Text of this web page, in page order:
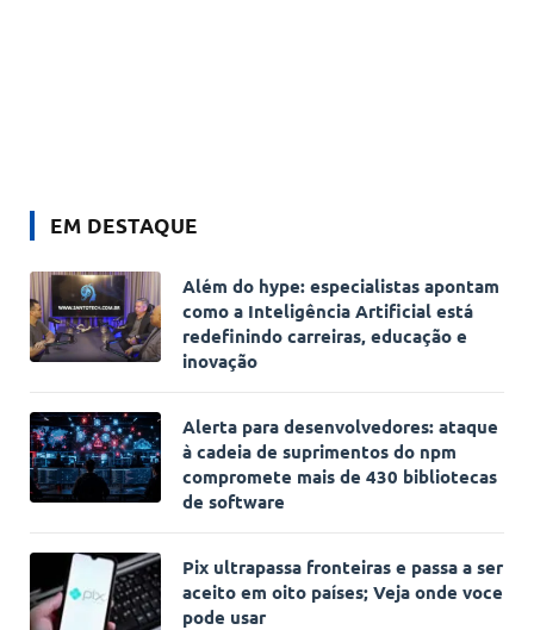
EM DESTAQUE
Além do hype: especialistas apontam
como a Inteligência Artificial está
redefinindo carreiras, educação e
inovação
Alerta para desenvolvedores: ataque
à cadeia de suprimentos do npm
compromete mais de 430 bibliotecas
de software
Pix ultrapassa fronteiras e passa a ser
aceito em oito países; Veja onde voce
pode usar